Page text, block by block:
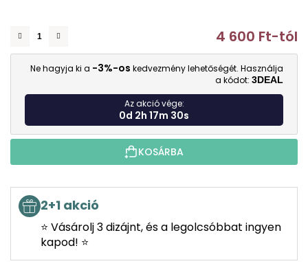
4 600 Ft-tól
Ne hagyja ki a -3%-os kedvezmény lehetőségét. Használja
a kódot: 3DEAL
Az akció vége:
0d 2h 17m 29s
KOSÁRBA
2+1 akció
⭐ Vásárolj 3 dizájnt, és a legolcsóbbat ingyen
kapod! ⭐